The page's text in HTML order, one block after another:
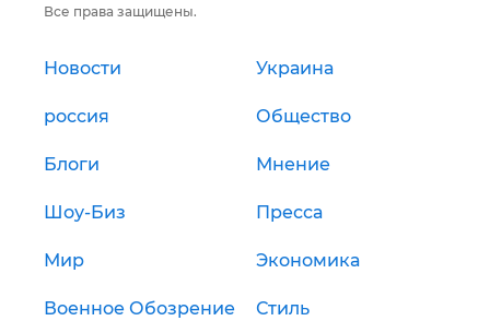
Все права защищены.
Новости Украина
россия Общество
Блоги Мнение
Шоу-Биз Пресса
Мир Экономика
Военное Обозрение Стиль